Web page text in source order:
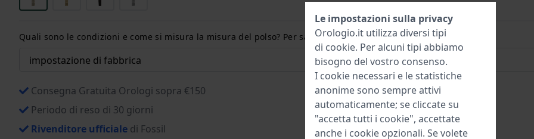
Quali sono le condizioni e come si misura la misura del polso? Per saperne di più:
Consegna Gratuita Orologi sopra €150
Periodo di reso di 30 giorni
Rivenditore ufficiale di Fossil
Le impostazioni sulla privacy
Orologio.it utilizza diversi tipi
di cookie. Per alcuni tipi abbiamo
bisogno del vostro consenso.
I cookie necessari e le statistiche
anonime sono sempre attivi
automaticamente; se cliccate su
"accetta tutti i cookie", accettate
anche i cookie opzionali. Se volete